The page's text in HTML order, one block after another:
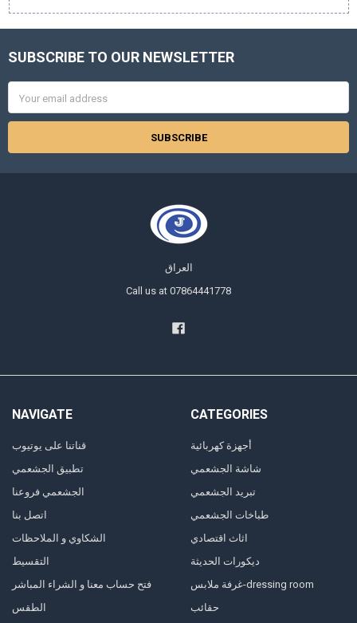
Footer
SUBSCRIBE TO OUR NEWSLETTER
Address
العراق
Call us at 07864441778
NAVIGATE
قناتنا على يوتيوب
تطبيق الجشعمي
الجشعمي فروعنا
اتصل بنا
الشكاوي و الملاحظات
التقسيط
فتح حساب معنا و الشراء المباشر
الطقس
CATEGORIES
أجهزة كهربائية
شاشة الجشعمي
تبريد الجشعمي
طباخات الجشعمي
اثاث اقتصادي
ديكورات الحديثة
غرفة ملابس-dressing room
حقائب